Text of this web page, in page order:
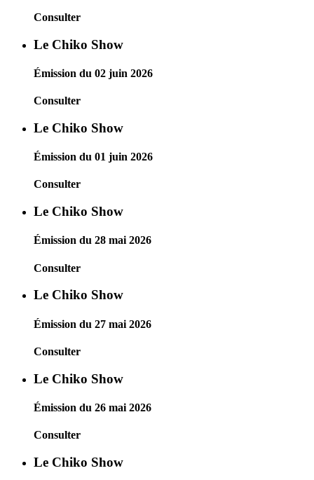
Consulter
Le Chiko Show
Émission du 02 juin 2026
Consulter
Le Chiko Show
Émission du 01 juin 2026
Consulter
Le Chiko Show
Émission du 28 mai 2026
Consulter
Le Chiko Show
Émission du 27 mai 2026
Consulter
Le Chiko Show
Émission du 26 mai 2026
Consulter
Le Chiko Show